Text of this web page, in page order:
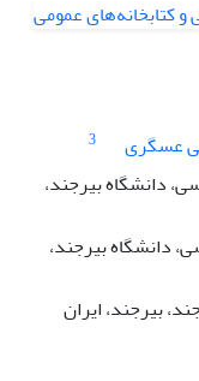
عسگری
3
دانشگاه بیرجند،
دانشگاه بیرجند،
بیرجند، ایران